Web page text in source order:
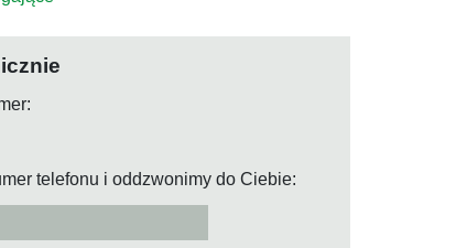
telefonu i oddzwonimy do Ciebie: